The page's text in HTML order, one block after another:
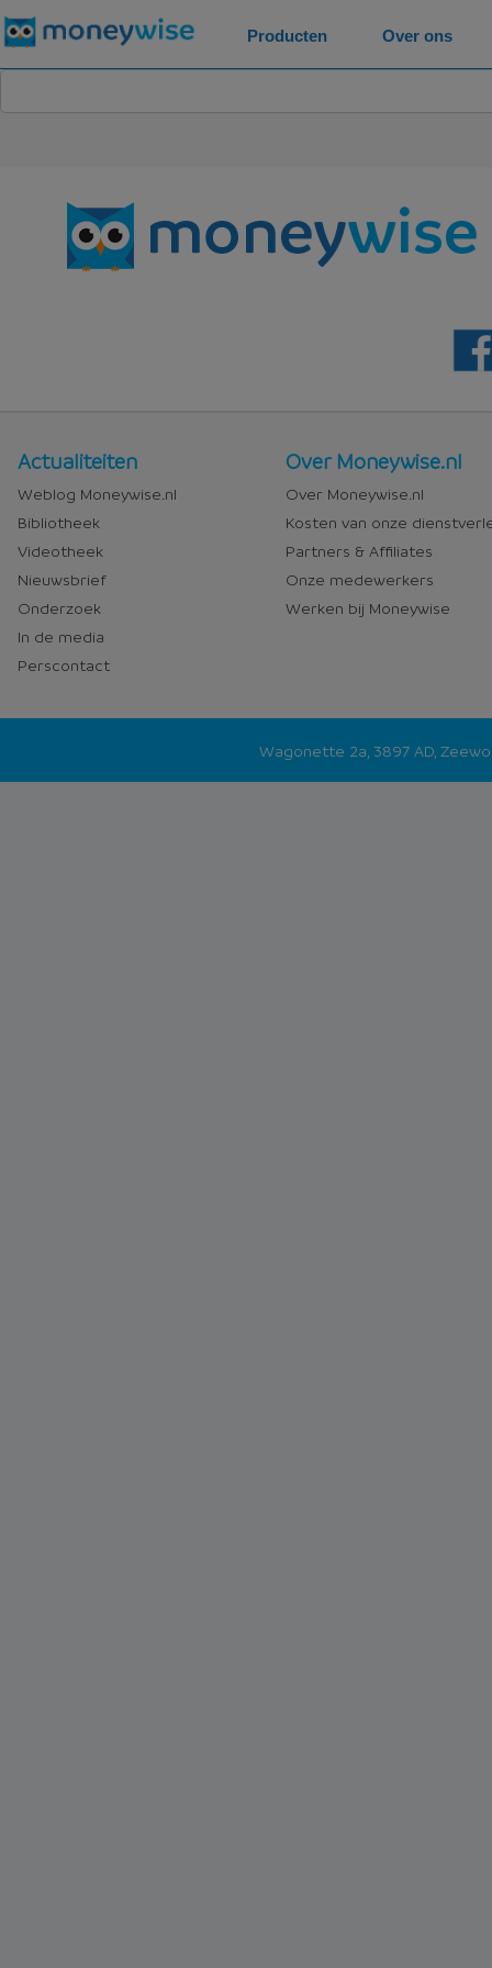
Producten Over ons
Nieuws
en
media
Actualiteiten
Weblog Moneywise.nl
Bibliotheek
Videotheek
Nieuwsbrief
Onderzoek
In de media
Perscontact
Over
Moneywise
Over Moneywise.nl
Over Moneywise.nl
Kosten van onze
Partners & Affiliates
Onze medewerkers
Werken bij Moneywise
Wagonette 2a, 3897 AD,